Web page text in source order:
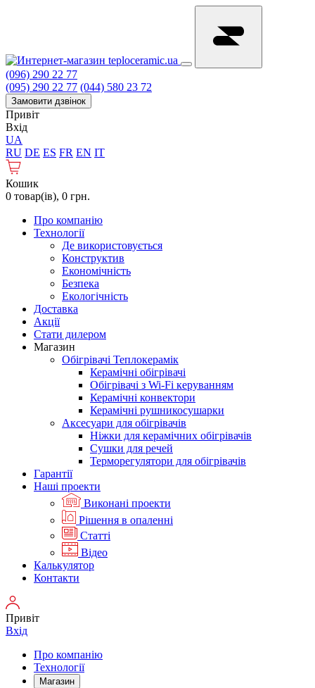
(096) 290 22 77
(095) 290 22 77 (044) 580 23 72
Замовити дзвінок
Привіт
Вхід
UA
RU DE ES FR EN IT
Кошик
0 товар(ів), 0 грн.
Про компанію
Технології
Де використовується
Конструктив
Економічність
Безпека
Екологічність
Доставка
Акції
Стати дилером
Магазин
Обігрівачі Теплокерамік
Керамічні обігрівачі
Обігрівачі з Wi-Fi керуванням
Керамічні конвектори
Керамічні рушникосушарки
Аксесуари для обігрівачів
Ніжки для керамічних обігрівачів
Сушки для речей
Терморегулятори для обігрівачів
Гарантії
Нашi проекти
Виконані проекти
Рішення в опаленні
Статті
Відео
Калькулятор
Контакти
Привіт
Вхід
Про компанію
Технології
Магазин